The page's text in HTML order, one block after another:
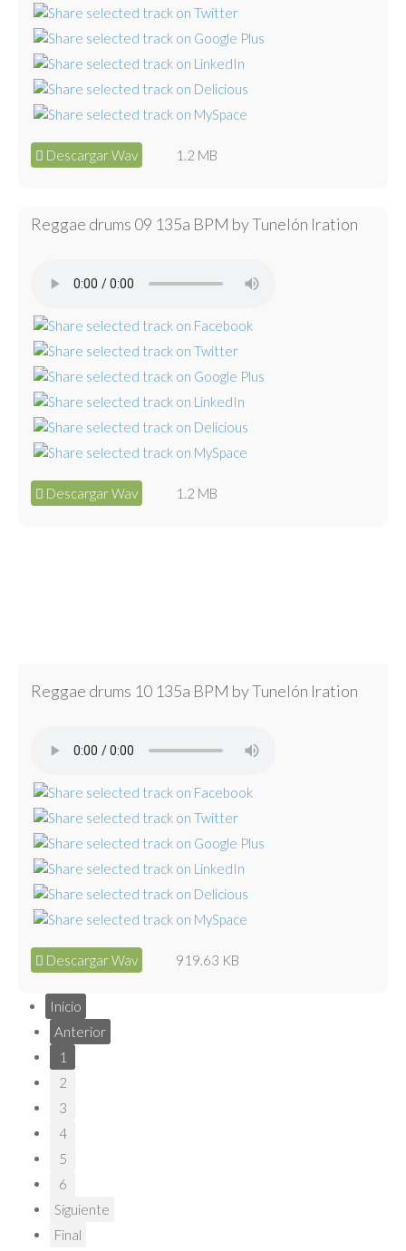
Descargar Wav 1.2 MB
Reggae drums 09 135a BPM by Tunelón Iration
Descargar Wav 1.2 MB
Reggae drums 10 135a BPM by Tunelón Iration
Descargar Wav 919.63 KB
Inicio
Anterior
1
2
3
4
5
6
Siguiente
Final